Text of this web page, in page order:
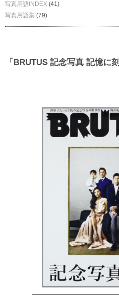
写真用語INDEX (41)
写真用語集 (79)
「BRUTUS 記念写真 記憶に